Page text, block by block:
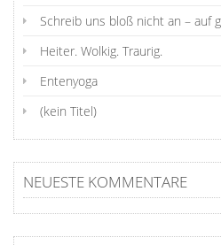
Schreib uns bloß nicht an – auf
Heiter. Wolkig. Traurig.
Entenyoga
(kein Titel)
NEUESTE KOMMENTARE